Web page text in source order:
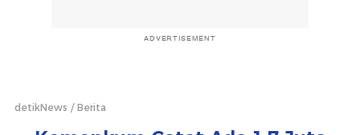
ADVERTISEMENT
detikNews Berita